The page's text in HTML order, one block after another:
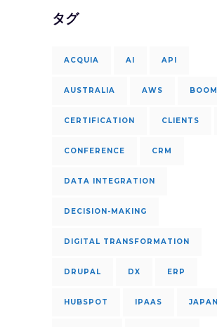
タグ
ACQUIA AI API
AUSTRALIA AWS BOOMI
CERTIFICATION CLIENTS
CONFERENCE CRM
DATA INTEGRATION
DECISION-MAKING
DIGITAL TRANSFORMATION
DRUPAL DX ERP
HUBSPOT IPAAS JAPAN